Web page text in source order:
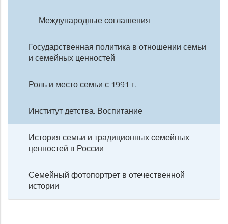
Международные соглашения
Государственная политика в отношении семьи
и семейных ценностей
Роль и место семьи с 1991 г.
Институт детства. Воспитание
История семьи и традиционных семейных
ценностей в России
Семейный фотопортрет в отечественной
истории